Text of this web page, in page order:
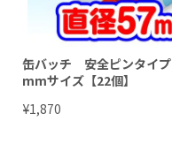
缶バッチ 安全ピンタイ
mmサイズ【22個】
¥1,870